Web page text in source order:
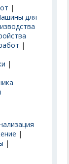
|
для
|
|
|
|